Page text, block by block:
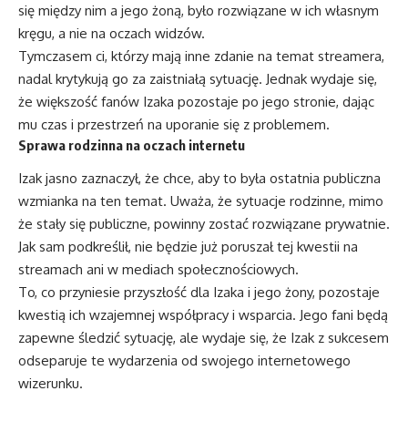
się między nim a jego żoną, było rozwiązane w ich własnym
kręgu, a nie na oczach widzów.
Tymczasem ci, którzy mają inne zdanie na temat streamera,
nadal krytykują go za zaistniałą sytuację. Jednak wydaje się,
że większość fanów Izaka pozostaje po jego stronie, dając
mu czas i przestrzeń na uporanie się z problemem.
Sprawa rodzinna na oczach internetu
Izak jasno zaznaczył, że chce, aby to była ostatnia publiczna
wzmianka na ten temat. Uważa, że sytuacje rodzinne, mimo
że stały się publiczne, powinny zostać rozwiązane prywatnie.
Jak sam podkreślił, nie będzie już poruszał tej kwestii na
streamach ani w mediach społecznościowych.
To, co przyniesie przyszłość dla Izaka i jego żony, pozostaje
kwestią ich wzajemnej współpracy i wsparcia. Jego fani będą
zapewne śledzić sytuację, ale wydaje się, że Izak z sukcesem
odseparuje te wydarzenia od swojego internetowego
wizerunku.